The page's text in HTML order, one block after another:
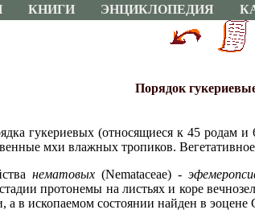
КНИГИ ЭНЦИКЛОПЕДИЯ
Порядок
гукериевых (относящиеся к 45 родам
мхи влажных тропиков.
нематовых (Nemataceae) -
протонемы на листьях и коре
в ископаемом состоянии найден в эоцене